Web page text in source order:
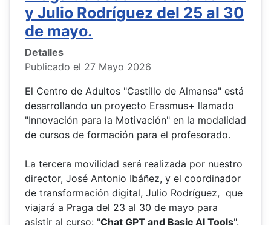
y Julio Rodríguez del 25 al 30
de mayo.
Detalles
Publicado el 27 Mayo 2026
El Centro de Adultos "Castillo de Almansa" está
desarrollando un proyecto Erasmus+ llamado
"Innovación para la Motivación" en la modalidad
de cursos de formación para el profesorado.
La tercera movilidad será realizada por nuestro
director, José Antonio Ibáñez, y el coordinador
de transformación digital, Julio Rodríguez, que
viajará a Praga del 23 al 30 de mayo para
asistir al curso: "Chat GPT and Basic AI Tools".